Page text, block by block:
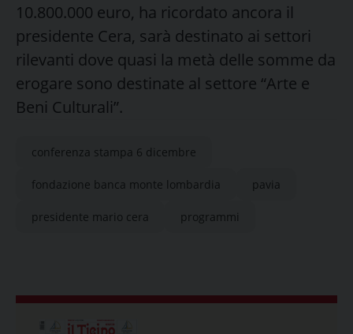
10.800.000 euro, ha ricordato ancora il
presidente Cera, sarà destinato ai settori
rilevanti dove quasi la metà delle somme da
erogare sono destinate al settore “Arte e
Beni Culturali”.
conferenza stampa 6 dicembre
fondazione banca monte lombardia pavia
presidente mario cera programmi